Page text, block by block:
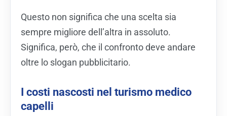
Questo non significa che una scelta sia
sempre migliore dell’altra in assoluto.
Significa, però, che il confronto deve andare
oltre lo slogan pubblicitario.
I costi nascosti nel turismo medico
capelli